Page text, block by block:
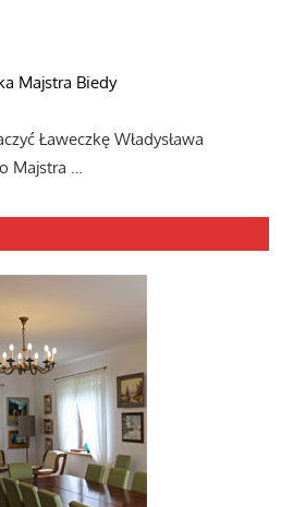
Majstra Biedy
Ławeczkę Władysława
Majstra …